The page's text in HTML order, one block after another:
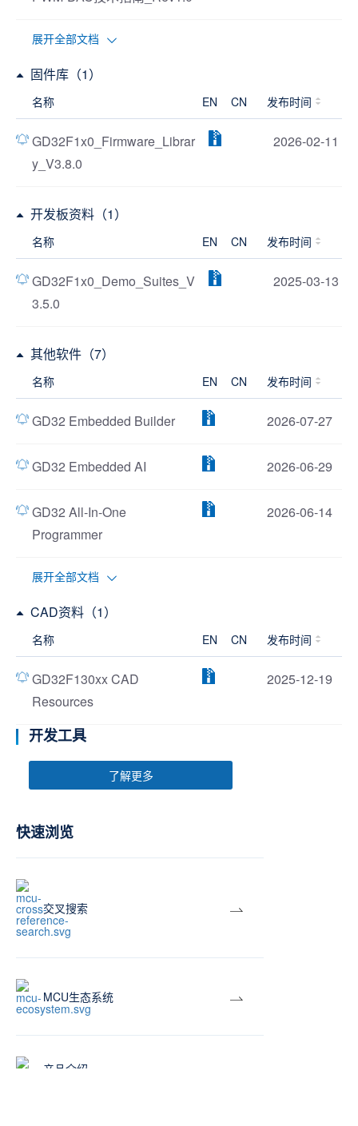
展开全部文档
固件库（1）
名称 EN CN 发布时间
GD32F1x0_Firmware_Librar
y_V3.8.0
2026-02-11
开发板资料（1）
名称 EN CN 发布时间
GD32F1x0_Demo_Suites_V
3.5.0
2025-03-13
其他软件（7）
名称 EN CN 发布时间
GD32 Embedded Builder 2026-07-27
GD32 Embedded AI 2026-06-29
GD32 All-In-One
Programmer
2026-06-14
展开全部文档
CAD资料（1）
名称 EN CN 发布时间
GD32F130xx CAD
Resources
2025-12-19
开发工具
了解更多
快速浏览
交叉搜索
MCU生态系统
产品介绍